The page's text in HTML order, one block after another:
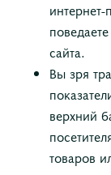
сайта.
Вы зря
верхний
товаров